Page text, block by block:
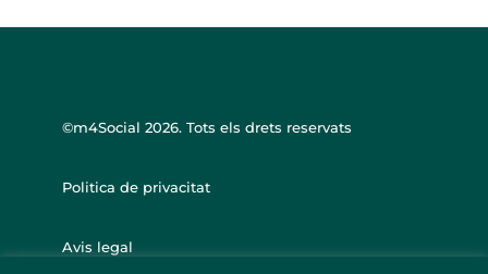
©m4Social 2026. Tots els drets reservats
Politica de privacitat
Avis legal